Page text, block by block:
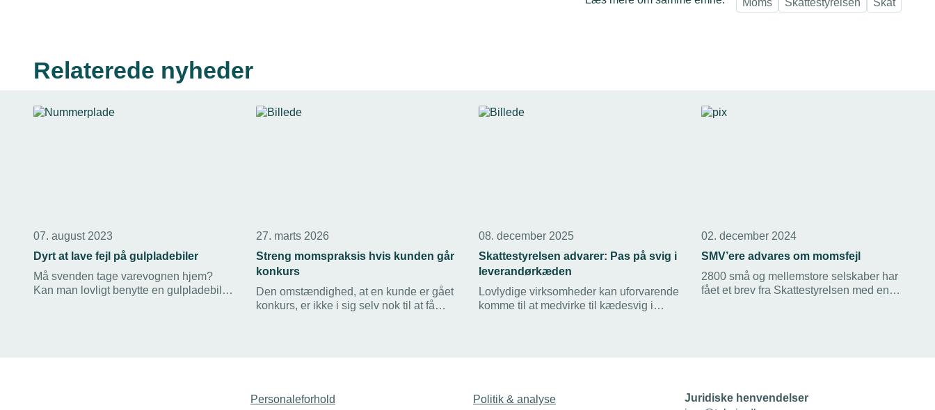
Relaterede nyheder
07. august 2023
Dyrt at lave fejl på gulpladebiler
Må svenden tage varevognen hjem?
Kan man lovligt benytte en gulpladebil til
27. marts 2026
Streng momspraksis hvis kunden går
konkurs
Den omstændighed, at en kunde er gået
konkurs, er ikke i sig selv nok til at få
08. december 2025
Skattestyrelsen advarer: Pas på svig i
leverandørkæden
Lovlydige virksomheder kan uforvarende
komme til at medvirke til kædesvig i
02. december 2024
SMV’ere advares om momsfejl
2800 små og mellemstore selskaber har
fået et brev fra Skattestyrelsen med en
Personaleforhold Politik & analyse
Juridiske henvendelser